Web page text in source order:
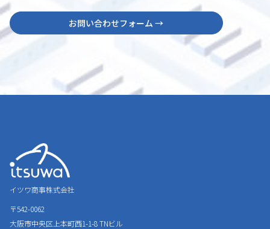
お問い合わせフォーム →
イツワ商事株式会社
〒542-0062
大阪市中央区上本町西1-1-8TNビル